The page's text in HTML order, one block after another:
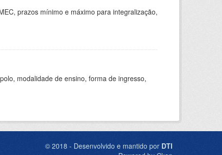
prazos mínimo e máximo para integralização,
modalidade de ensino, forma de ingresso,
© 2018 - Desenvolvido e mantido por DTI